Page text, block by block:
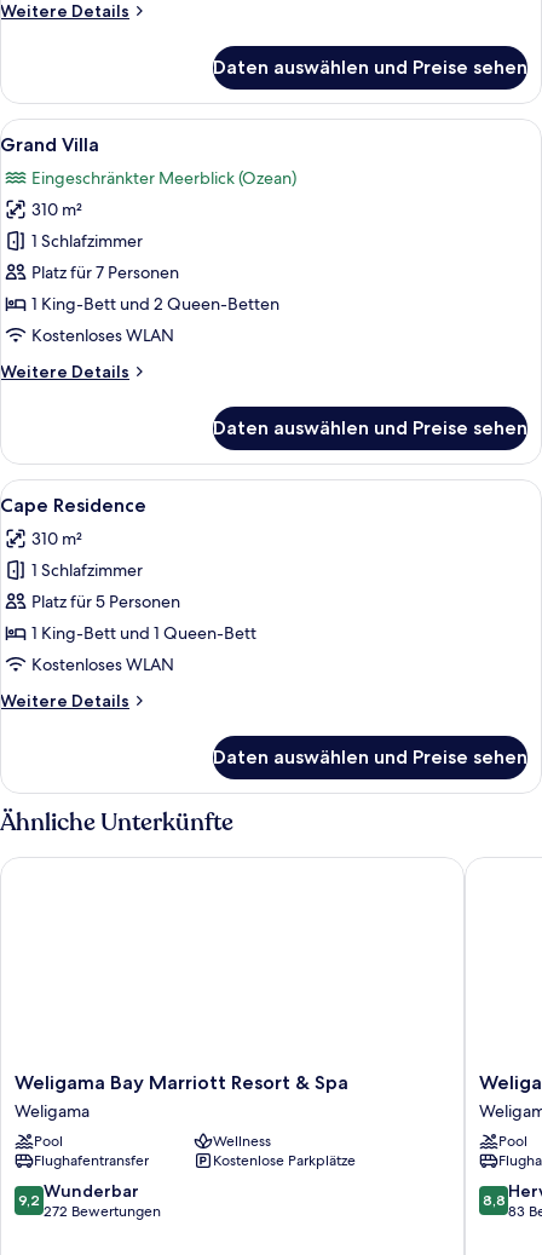
Weitere Details
Weitere
Villa
Daten auswählen und Preise sehen
Alle
Fotos
für
Grand
Villa
anzeigen
Ein Hotelzimmer mit zwei Betten,
8
Grand Villa
Eingeschränkter Meerblick (Ozean)
310 m²
1 Schlafzimmer
Platz für 7 Personen
1 King-Bett und 2 Queen-Betten
Kostenloses WLAN
Weitere Details
Weitere
Villa
Daten auswählen und Preise sehen
Alle
Fotos
für
Cape
Residence
anzeigen
Ein geräumiges Schlafzimmer mit
10
Cape Residence
310 m²
1 Schlafzimmer
Platz für 5 Personen
1 King-Bett und 1 Queen-Bett
Kostenloses WLAN
Weitere Details
Weitere
Residence
Daten auswählen und Preise sehen
Ähnliche Unterkünfte
Weligama
Bay
Marriott
Resort
&
Spa
Weligama
Weligama Bay Marriott Resort & Spa
Weligama
Pool
Wellness
Flughafentransfer
Kostenlose Parkplätze
9.2
von
9,2 Wunderbar
272 Bewertungen
Weligama Bay Marriott Resort & Spa
Bay
Resort
Pool
8.8
von
8,8
83